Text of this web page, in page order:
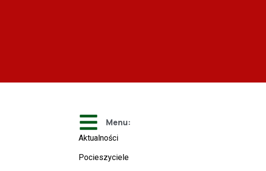
Menu:
Aktualności
Pocieszyciele